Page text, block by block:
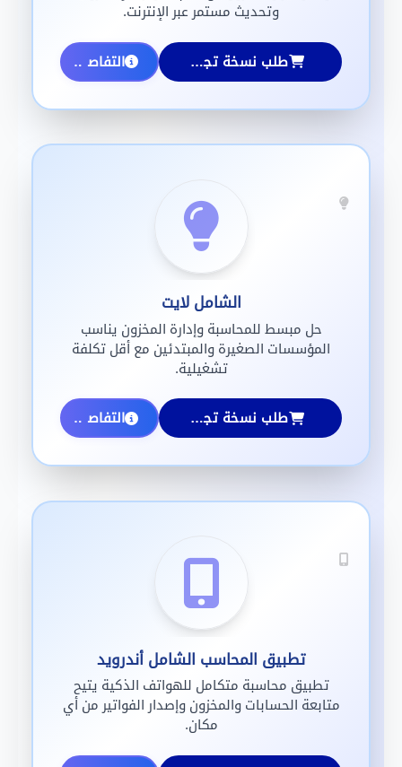
وتحديث مستمر عبر الإنترنت.
طلب نسخة تجريبية التفاصيل
الشامل لايت
حل مبسط للمحاسبة وإدارة المخزون يناسب
المؤسسات الصغيرة والمبتدئين مع أقل تكلفة
تشغيلية.
طلب نسخة تجريبية التفاصيل
تطبيق المحاسب الشامل أندرويد
تطبيق محاسبة متكامل للهواتف الذكية يتيح
متابعة الحسابات والمخزون وإصدار الفواتير من أي
مكان.